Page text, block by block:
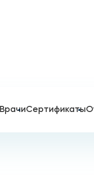
ВрачиСертификаты